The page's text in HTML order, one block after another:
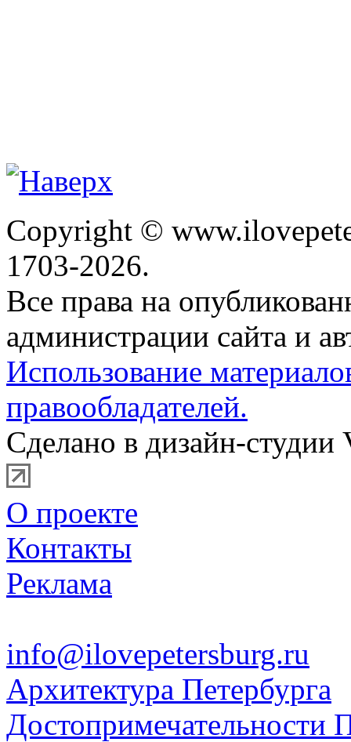
Copyright ©
1703-2026.
Все права на
администрации сайта и
Использование
правообладателей.
Сделано в дизайн-студии
О проекте
Контакты
Реклама
info@ilovepetersburg.ru
Архитектура Петербурга
Достопримечательности